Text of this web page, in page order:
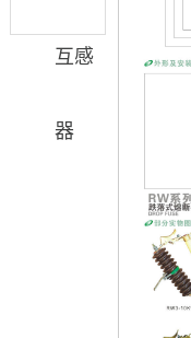
互感
器